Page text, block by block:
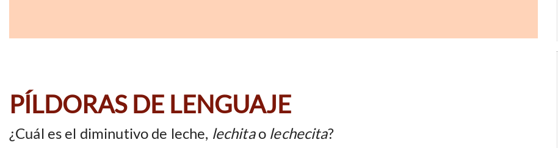
PÍLDORAS DE LENGUAJE
¿Cuál es el diminutivo de leche, lechitao lechecita?